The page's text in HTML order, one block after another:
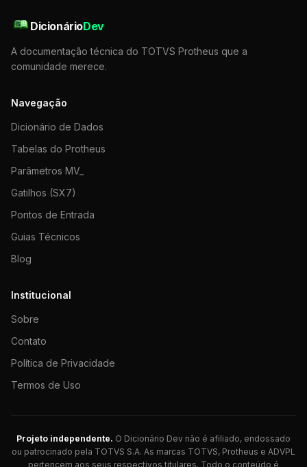
DicionárioDev
A documentação técnica do TOTVS Protheus que a
comunidade merece.
Navegação
Dicionário de Dados
Tabelas do Protheus
Parâmetros MV_
Gatilhos (SX7)
Pontos de Entrada
Guias Técnicos
Blog
Institucional
Sobre
Contato
Política de Privacidade
Termos de Uso
Projeto independente. O Dicionário Dev não é afiliado, endossado
ou patrocinado pela TOTVS S.A. As marcas TOTVS, Protheus e ADVPL
pertencem aos seus respectivos titulares. Todo o conteúdo é